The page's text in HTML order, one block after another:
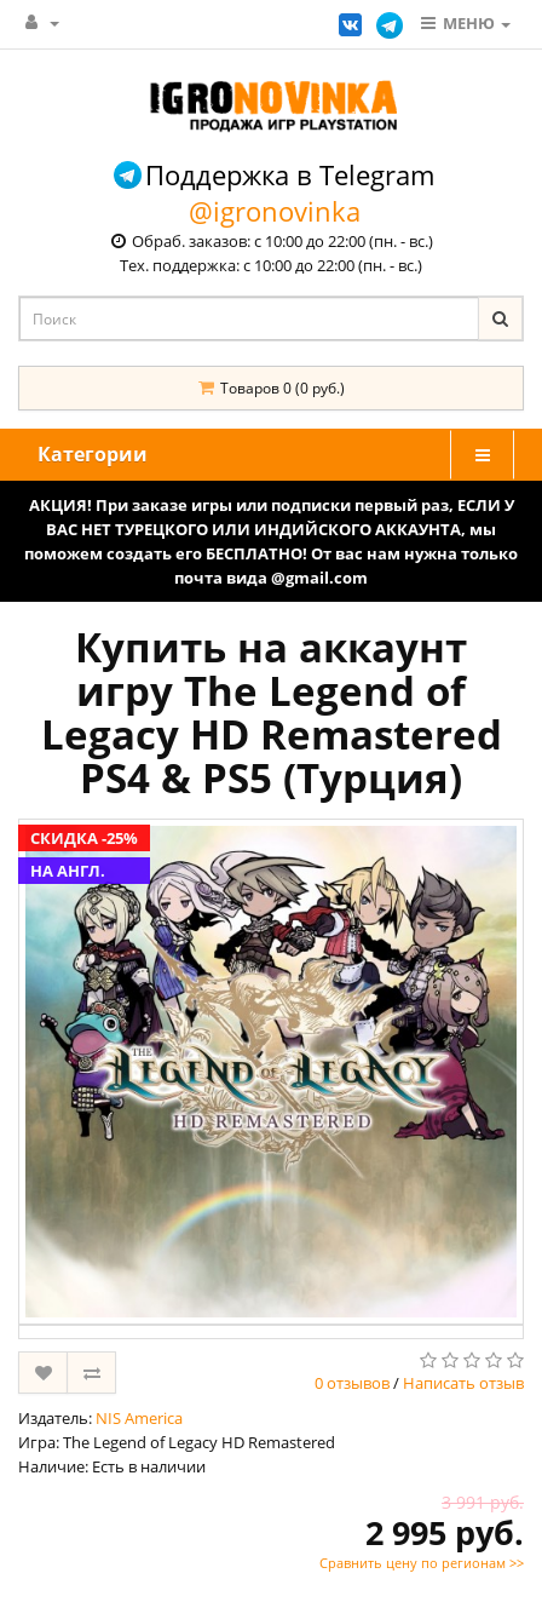
МЕНЮ
Поддержка в Telegram
@igronovinka
Обраб. заказов: с 10:00 до 22:00 (пн. - вс.)
Тех. поддержка: с 10:00 до 22:00 (пн. - вс.)
Товаров 0 (0 руб.)
Категории
АКЦИЯ! При заказе игры или подписки первый раз, ЕСЛИ У
ВАС НЕТ ТУРЕЦКОГО ИЛИ ИНДИЙСКОГО АККАУНТА, мы
поможем создать его БЕСПЛАТНО! От вас нам нужна только
почта вида @gmail.com
Купить на аккаунт
игру The Legend of
Legacy HD Remastered
PS4 & PS5 (Турция)
СКИДКА -25%
НА АНГЛ.
0 отзывов/ Написать отзыв
Издатель: NIS America
Игра: The Legend of Legacy HD Remastered
Наличие: Есть в наличии
3 991 руб.
2 995 руб.
Сравнить цену по регионам >>